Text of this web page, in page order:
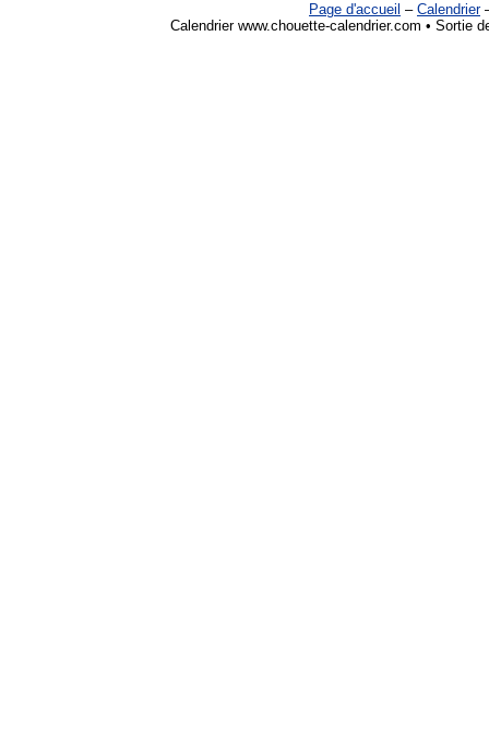
Page d'accueil – Calendrier
Calendrier www.chouette-calendrier.com • Sortie